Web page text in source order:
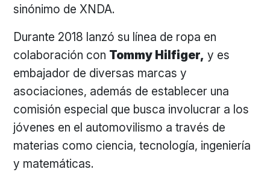
sinónimo de XNDA.
Durante 2018 lanzó su línea de ropa en
colaboración con Tommy Hilfiger, y es
embajador de diversas marcas y
asociaciones, además de establecer una
comisión especial que busca involucrar a los
jóvenes en el automovilismo a través de
materias como ciencia, tecnología, ingeniería
y matemáticas.